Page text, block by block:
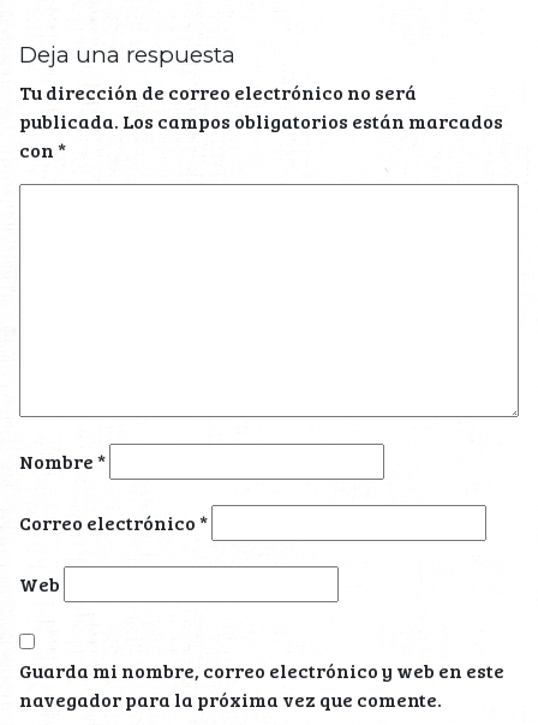
Deja una respuesta
Tu dirección de correo electrónico no será
publicada. Los campos obligatorios están marcados
con*
Nombre*
Correo electrónico*
Web
Guarda mi nombre, correo electrónico y web en este
navegador para la próxima vez que comente.